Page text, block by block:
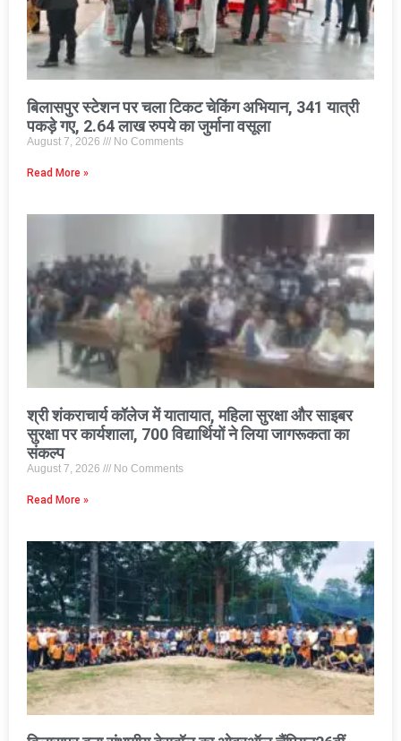
बिलासपुर स्टेशन पर चला टिकट चेकिंग अभियान, 341 यात्री
पकड़े गए, 2.64 लाख रुपये का जुर्माना वसूला
August 7, 2026 No Comments
Read More »
श्री शंकराचार्य कॉलेज में यातायात, महिला सुरक्षा और साइबर
सुरक्षा पर कार्यशाला, 700 विद्यार्थियों ने लिया जागरूकता का
संकल्प
August 7, 2026 No Comments
Read More »